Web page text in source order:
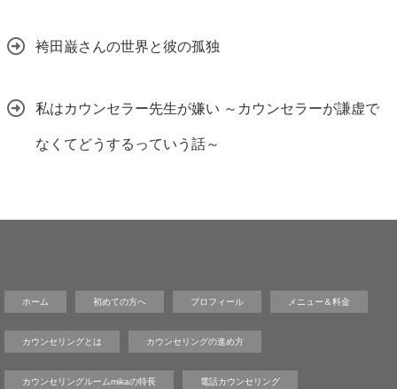
袴田巌さんの世界と彼の孤独
私はカウンセラー先生が嫌い ～カウンセラーが謙虚で
なくてどうするっていう話～
ホーム 初めての方へ プロフィール メニュー＆料金
カウンセリングとは カウンセリングの進め方
カウンセリングルームmikaの特長 電話カウンセリング